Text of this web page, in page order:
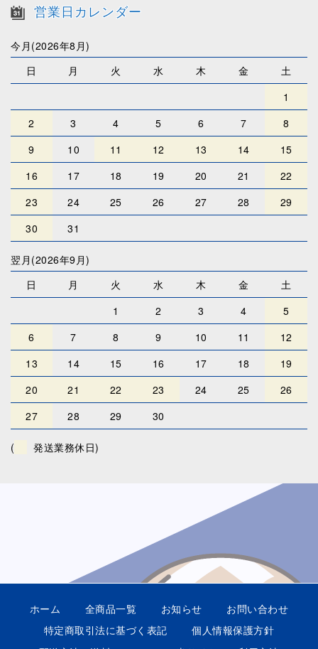
営業日カレンダー
今月(2026年8月)
日
月 火 水 木 金
土
1
2
3 4 5 6 7
8
9
10 11 12 13 14
15
16
17 18 19 20 21
22
23
24 25 26 27 28
29
30
31
翌月(2026年9月)
日
月 火 水 木 金
土
1
2 3 4
5
6
7 8 9 10 11
12
13
14 15 16 17 18
19
20
21 22 23 24 25
26
27
28 29 30
( 発送業務休日)
ホーム 全商品一覧 お知らせ
お問い合わせ
特定商取引法に基づく表記
個人情報保護方針